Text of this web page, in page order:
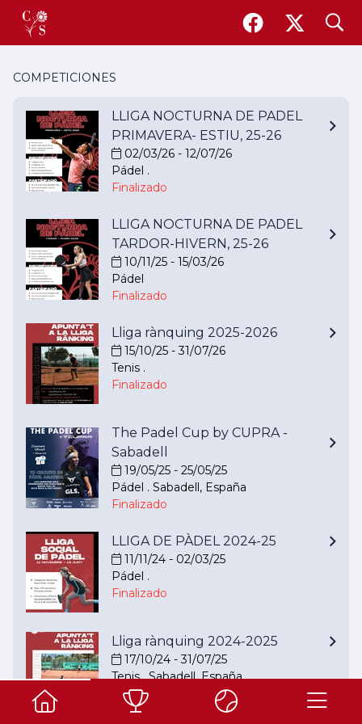
search
COMPETICIONES
LLIGA NOCTURNA DE PADEL
PRIMAVERA- ESTIU, 25-26
02/03/26 - 12/07/26
Pádel .
Finalizado
LLIGA NOCTURNA DE PADEL
TARDOR-HIVERN, 25-26
10/11/25 - 15/03/26
Pádel
Finalizado
Lliga rànquing 2025-2026
15/10/25 - 31/07/26
Tenis .
Finalizado
The Padel Cup by CUPRA -
Sabadell
19/05/25 - 25/05/25
Pádel . Sabadell, España
Finalizado
LLIGA DE PÀDEL 2024-25
11/11/24 - 02/03/25
Pádel .
Finalizado
Lliga rànquing 2024-2025
17/10/24 - 31/07/25
Tenis . Sabadell, España
Finalizado